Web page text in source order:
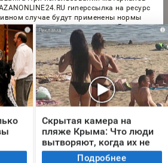
гиперссылка на ресурс
случае будут применены нормы
авторских и смежных правах. Редакция
за комментарии и материалы
на сайте KAZANONLINE24.RU и его
рекомендательных технологий
обменной сети«СМИ2» (PDF),«Sparrow»
(PDF)
| Все права защищены
категория сайта 16+
конфиденциальности
Во время посещения сайта
тем, что мы обрабатываем
данные с использованием
top.mail.ru, LiveInternet.
i i
Скрытая камера на
пляже Крыма: Что люди
вытворяют, когда их не
видят...Подробнее